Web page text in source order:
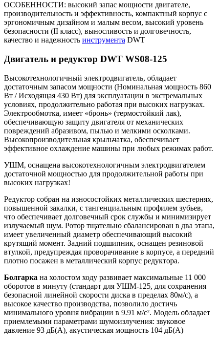
ОСОБЕННОСТИ: высокий запас мощности двигателе,
производительность и эффективность, компактный корпус с
эргономичным дизайном и малым весом, высокий уровень
безопасности (II класс), выносливость и долговечность,
качество и надежность инструмента DWT
Двигатель и редуктор DWT WS08-125
Высокотехнологичный электродвигатель, обладает
достаточным запасом мощности (Номинальная мощность 860
Вт / Исходящая 430 Вт) для эксплуатации в экстремальных
условиях, продолжительно работая при высоких нагрузках.
Электрообмотка, имеет «бронь» (термостойкий лак),
обеспечивающую защиту двигателя от механических
повреждений абразивом, пылью и мелкими осколками.
Высокопроизводительная крыльчатка, обеспечивает
эффективное охлаждение машины при любых режимах работ.
УШМ, оснащена высокотехнологичным электродвигателем
достаточной мощностью для продолжительной работы при
высоких нагрузках!
Редуктор собран на износостойких металлических шестернях,
повышенной закалки, с тангенциальным профилем зубьев,
что обеспечивает долговечный срок службы и минимизирует
излучаемый шум. Ротор тщательно сбалансирован в два этапа,
имеет увеличенный диаметр обеспечивающий высокий
крутящий момент. Задний подшипник, оснащен резиновой
втулкой, предупреждая проворачивание в корпусе, а передний
плотно посажен в металлический корпус редуктора.
Болгарка на холостом ходу развивает максимальные 11 000
оборотов в минуту (стандарт для УШМ-125, для сохранения
безопасной линейной скорости диска в пределах 80м/с), а
высокое качество производства, позволило достичь
минимального уровня вибрации в 9.91 м/с². Модель обладает
приемлемыми параметрами шумоизлучения: звуковое
давление 93 дБ(А), акустическая мощность 104 дБ(А)